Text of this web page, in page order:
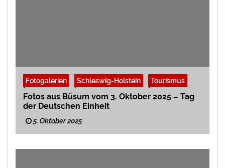
Fotogalerien Schleswig-Holstein Tourismus
Fotos aus Büsum vom 3. Oktober 2025 – Tag
der Deutschen Einheit
5. Oktober 2025